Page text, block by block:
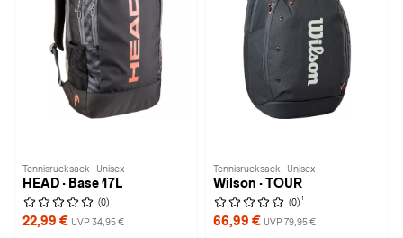
Tennisrucksack · Unisex
HEAD · Base 17L
(0) 1
22,99 € UVP 34,95 €
Tennisrucksack · Unisex
Wilson · TOUR
(0) 1
66,99 € UVP 79,95 €